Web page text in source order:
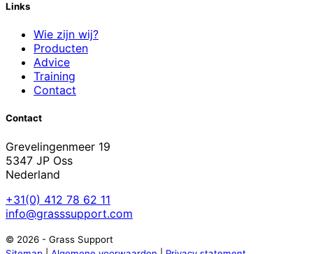
Links
Wie zijn wij?
Producten
Advice
Training
Contact
Contact
Grevelingenmeer 19
5347 JP Oss
Nederland
+31(0) 412 78 62 11
info@grasssupport.com
© 2026 - Grass Support